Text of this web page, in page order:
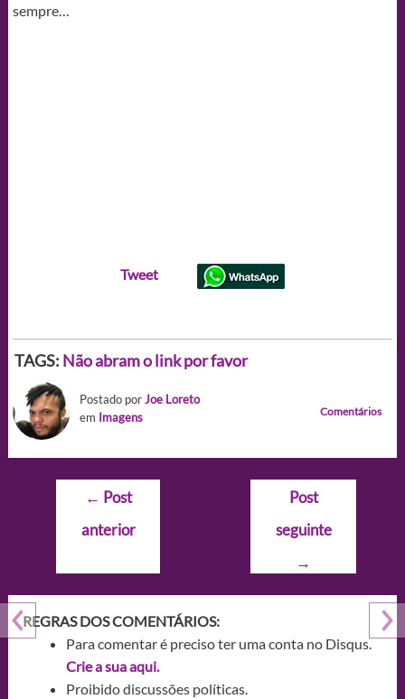
sempre…
Tweet
TAGS: Não abram o link por favor
Postado porJoe Loreto
em Imagens Comentários
Navegação
Post
← Post
anterior
Post
seguinte
→
REGRAS DOS COMENTÁRIOS:
Para comentar é preciso ter uma conta no Disqus.
Crie a sua aqui.
Proibido discussões políticas.